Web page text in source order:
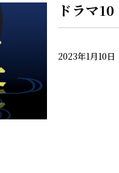
ドラマ
2023年1月10日